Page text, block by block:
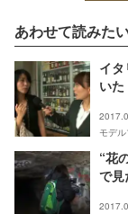
あわせて読みた
イ
いた
モデ
“花
で見